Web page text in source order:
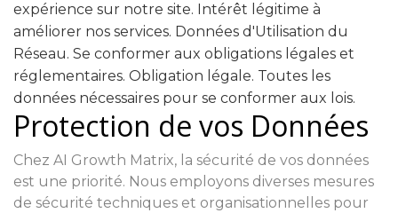
expérience sur notre site. Intérêt légitime à
améliorer nos services. Données d'Utilisation du
Réseau. Se conformer aux obligations légales et
réglementaires. Obligation légale. Toutes les
données nécessaires pour se conformer aux lois.
Protection de vos Données
Chez AI Growth Matrix, la sécurité de vos données
est une priorité. Nous employons diverses mesures
de sécurité techniques et organisationnelles pour